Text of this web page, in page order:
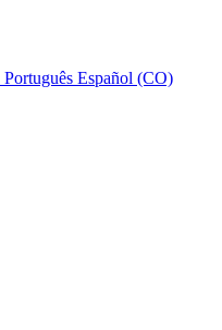
Português Español (CO)